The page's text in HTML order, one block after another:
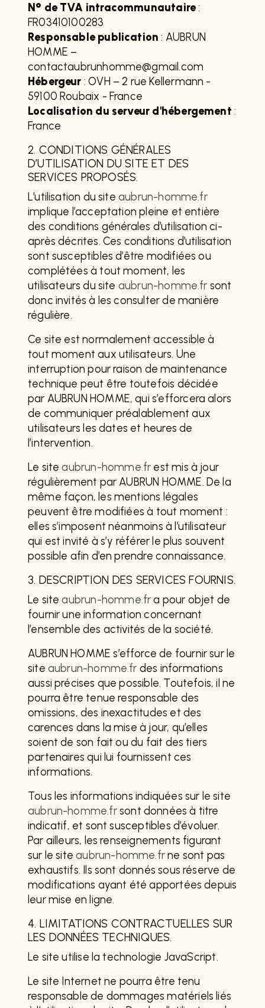
N° de TVA intracommunautaire:
FR03410100283
Responsable publication : AUBRUN
HOMME –
contactaubrunhomme@gmail.com
Hébergeur : OVH – 2 rue Kellermann -
59100 Roubaix - France
Localisation du serveur d'hébergement :
France
2. CONDITIONS GÉNÉRALES
D’UTILISATION DU SITE ET DES
SERVICES PROPOSÉS.
L’utilisation du siteaubrun-homme.fr
implique l’acceptation pleine et entière
des conditions générales d’utilisation ci-
après décrites. Ces conditions d’utilisation
sont susceptibles d’être modifiées ou
complétées à tout moment, les
utilisateurs du site aubrun-homme.fr sont
donc invités à les consulter de manière
régulière.
Ce site est normalement accessible à
tout moment aux utilisateurs. Une
interruption pour raison de maintenance
technique peut être toutefois décidée
par AUBRUN HOMME, qui s’efforcera alors
de communiquer préalablement aux
utilisateurs les dates et heures de
l’intervention.
Le siteaubrun-homme.fr est mis à jour
régulièrement par AUBRUN HOMME. De la
même façon, les mentions légales
peuvent être modifiées à tout moment :
elles s’imposent néanmoins à l’utilisateur
qui est invité à s’y référer le plus souvent
possible afin d’en prendre connaissance.
3. DESCRIPTION DES SERVICES FOURNIS.
Le siteaubrun-homme.fra pour objet de
fournir une information concernant
l’ensemble des activités de la société.
AUBRUN HOMME s’efforce de fournir sur le
site aubrun-homme.fr des informations
aussi précises que possible. Toutefois, il ne
pourra être tenue responsable des
omissions, des inexactitudes et des
carences dans la mise à jour, qu’elles
soient de son fait ou du fait des tiers
partenaires qui lui fournissent ces
informations.
Tous les informations indiquées sur le site
aubrun-homme.frsont données à titre
indicatif, et sont susceptibles d’évoluer.
Par ailleurs, les renseignements figurant
sur le siteaubrun-homme.frne sont pas
exhaustifs. Ils sont donnés sous réserve de
modifications ayant été apportées depuis
leur mise en ligne.
4. LIMITATIONS CONTRACTUELLES SUR
LES DONNÉES TECHNIQUES.
Le site utilise la technologie JavaScript.
Le site Internet ne pourra être tenu
responsable de dommages matériels liés